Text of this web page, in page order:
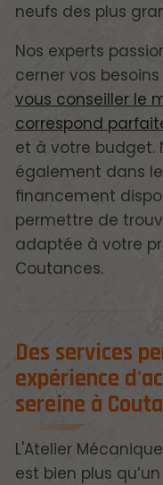
neufs des plus
Nos experts
cerner vos
vous conseiller le
correspond
et à votre budget.
également dans
financement
permettre de
adaptée à votre
Coutances.
Des services
expérience
sereine à
L'Atelier
est bien plus